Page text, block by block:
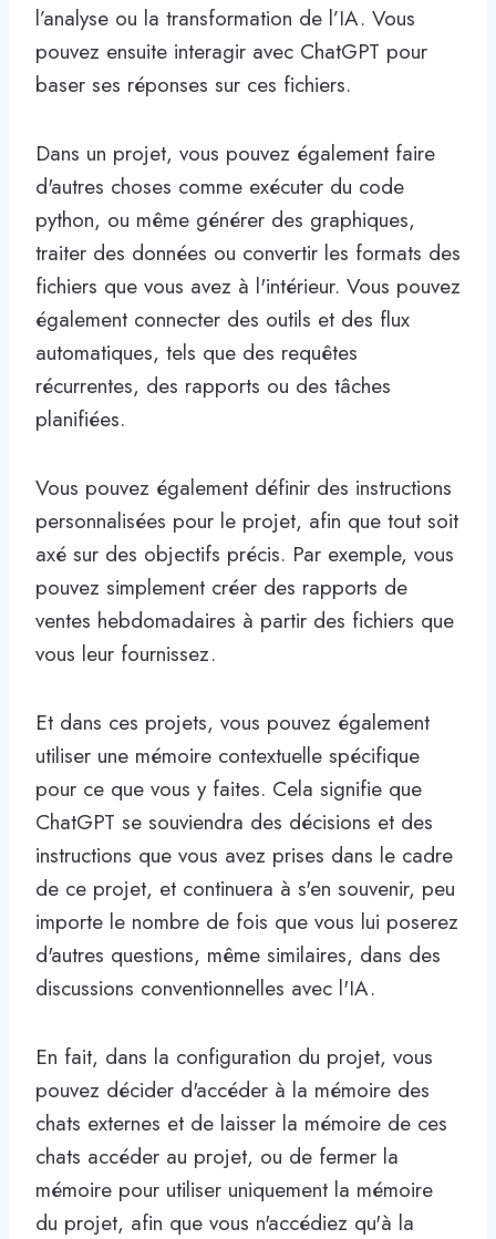
l’analyse ou la transformation de l’IA. Vous
pouvez ensuite interagir avec ChatGPT pour
baser ses réponses sur ces fichiers.
Dans un projet, vous pouvez également faire
d'autres choses comme exécuter du code
python, ou même générer des graphiques,
traiter des données ou convertir les formats des
fichiers que vous avez à l'intérieur. Vous pouvez
également connecter des outils et des flux
automatiques, tels que des requêtes
récurrentes, des rapports ou des tâches
planifiées.
Vous pouvez également définir des instructions
personnalisées pour le projet, afin que tout soit
axé sur des objectifs précis. Par exemple, vous
pouvez simplement créer des rapports de
ventes hebdomadaires à partir des fichiers que
vous leur fournissez.
Et dans ces projets, vous pouvez également
utiliser une mémoire contextuelle spécifique
pour ce que vous y faites. Cela signifie que
ChatGPT se souviendra des décisions et des
instructions que vous avez prises dans le cadre
de ce projet, et continuera à s'en souvenir, peu
importe le nombre de fois que vous lui poserez
d'autres questions, même similaires, dans des
discussions conventionnelles avec l'IA.
En fait, dans la configuration du projet, vous
pouvez décider d'accéder à la mémoire des
chats externes et de laisser la mémoire de ces
chats accéder au projet, ou de fermer la
mémoire pour utiliser uniquement la mémoire
du projet, afin que vous n'accédiez qu'à la